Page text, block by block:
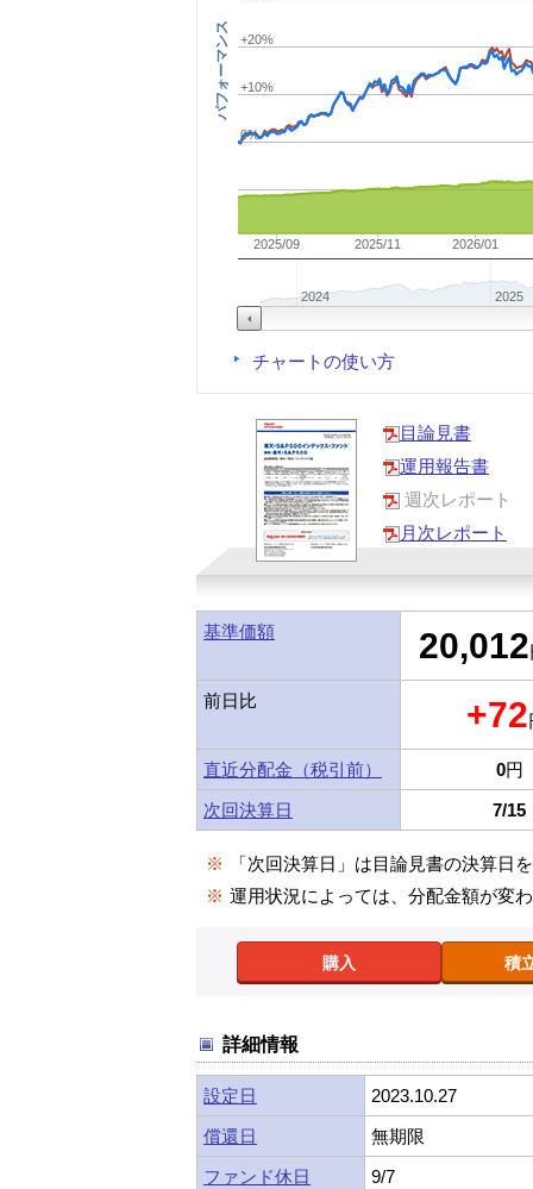
パフォーマンス
2025/09 2025/11 2026/01
2024 2025
0%
+10%
+20%
チャートの使い方
目論見書
運用報告書
週次レポート
月次レポート
基準価額 20,012
前日比 +72
直近分配金（税引前） 0円
次回決算日
7/15
※
「次回決算日」は目論見書の決算日
※ 運用状況によっては、分配金額が変
購入 積
詳細情報
設定日
2023.10.27
償還日
無期限
ファンド休日
9/7